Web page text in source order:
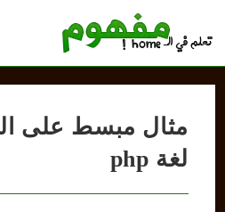
مثال مبسط على
لغة php